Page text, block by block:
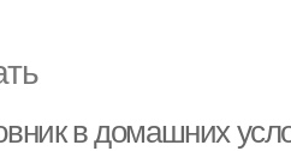
в домашних